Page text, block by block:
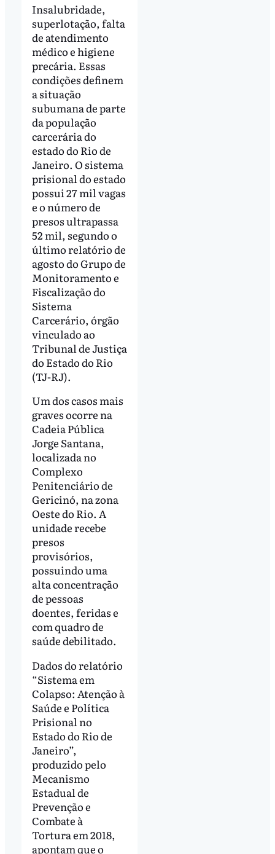
Insalubridade,
superlotação, falta
de atendimento
médico e higiene
precária. Essas
condições definem
a situação
subumana de parte
da população
carcerária do
estado do Rio de
Janeiro. O sistema
prisional do estado
possui 27 mil vagas
e o número de
presos ultrapassa
52 mil, segundo o
último relatório de
agosto do Grupo de
Monitoramento e
Fiscalização do
Sistema
Carcerário, órgão
vinculado ao
Tribunal de Justiça
do Estado do Rio
(TJ-RJ).
Um dos casos mais
graves ocorre na
Cadeia Pública
Jorge Santana,
localizada no
Complexo
Penitenciário de
Gericinó, na zona
Oeste do Rio. A
unidade recebe
presos
provisórios,
possuindo uma
alta concentração
de pessoas
doentes, feridas e
com quadro de
saúde debilitado.
Dados do relatório
“Sistema em
Colapso: Atenção à
Saúde e Política
Prisional no
Estado do Rio de
Janeiro”,
produzido pelo
Mecanismo
Estadual de
Prevenção e
Combate à
Tortura em 2018,
apontam que o